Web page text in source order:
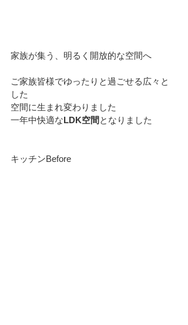
家族が集う、明るく開放的な空間へ
ご家族皆様でゆったりと過ごせる広々と
した
空間に生まれ変わりました
一年中快適なLDK空間 となりました
キッチンBefore